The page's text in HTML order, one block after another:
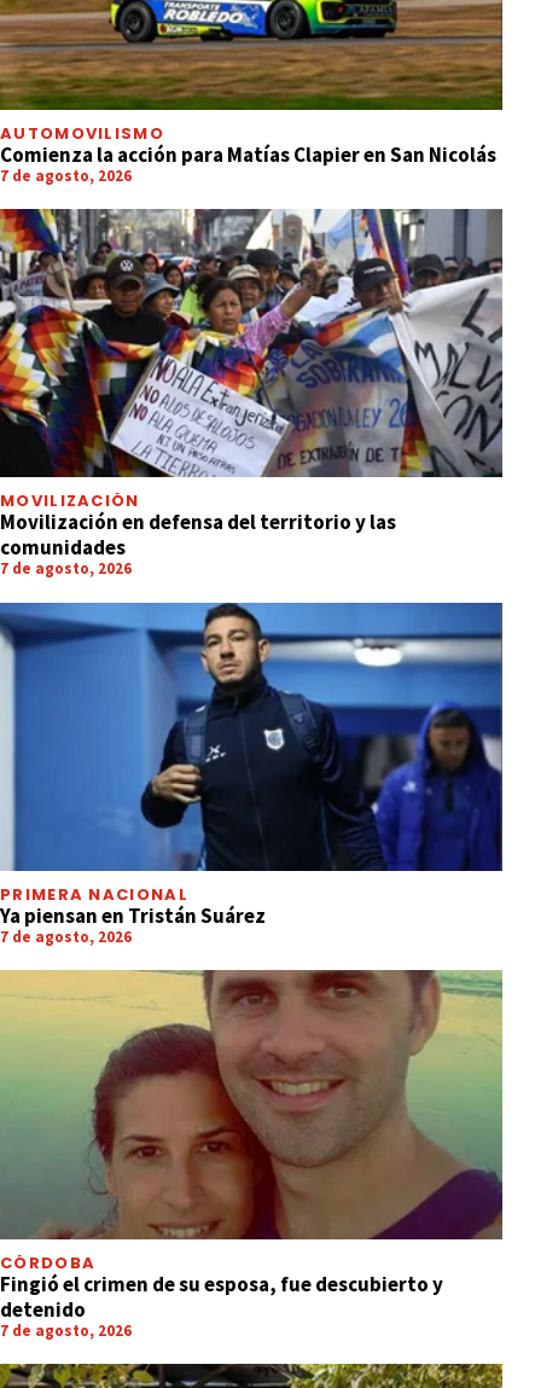
AUTOMOVILISMO
Comienza la acción para Matías Clapier en San Nicolás
7 de agosto, 2026
MOVILIZACIÓN
Movilización en defensa del territorio y las
comunidades
7 de agosto, 2026
PRIMERA NACIONAL
Ya piensan en Tristán Suárez
7 de agosto, 2026
CÓRDOBA
Fingió el crimen de su esposa, fue descubierto y
detenido
7 de agosto, 2026